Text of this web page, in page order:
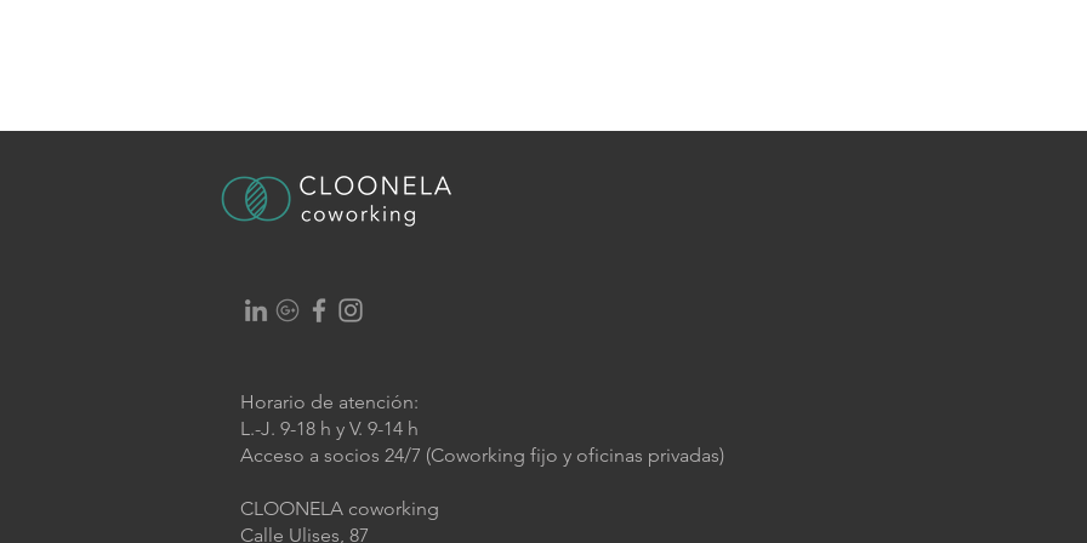
Horario de atención:
L.-J. 9-18 h y V. 9-14 h
Acceso a socios 24/7 (Coworking fijo y oficinas privadas)
CLOONELA coworking
Calle Ulises, 87